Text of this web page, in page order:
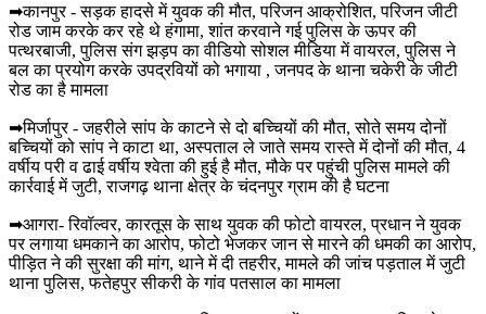
➡कानपुर - सड़क हादसे में युवक की मौत, परिजन आक्रोशित, परिजन जीटी
रोड जाम करके कर रहे थे हंगामा, शांत करवाने गई पुलिस के ऊपर की
पत्थरबाजी, पुलिस संग झड़प का वीडियो सोशल मीडिया में वायरल, पुलिस ने
बल का प्रयोग करके उपद्रवियों को भगाया , जनपद के थाना चकेरी के जीटी
रोड का है मामला
➡मिर्जापुर - जहरीले सांप के काटने से दो बच्चियों की मौत, सोते समय दोनों
बच्चियों को सांप ने काटा था, अस्पताल ले जाते समय रास्ते में दोनों की मौत, 4
वर्षीय परी व ढाई वर्षीय श्वेता की हुई है मौत, मौके पर पहुंची पुलिस मामले की
कार्रवाई में जुटी, राजगढ़ थाना क्षेत्र के चंदनपुर ग्राम की है घटना
➡आगरा- रिवॉल्वर, कारतूस के साथ युवक की फोटो वायरल, प्रधान ने युवक
पर लगाया धमकाने का आरोप, फोटो भेजकर जान से मारने की धमकी का आरोप,
पीड़ित ने की सुरक्षा की मांग, थाने में दी तहरीर, मामले की जांच पड़ताल में जुटी
थाना पुलिस, फतेहपुर सीकरी के गांव पतसाल का मामला